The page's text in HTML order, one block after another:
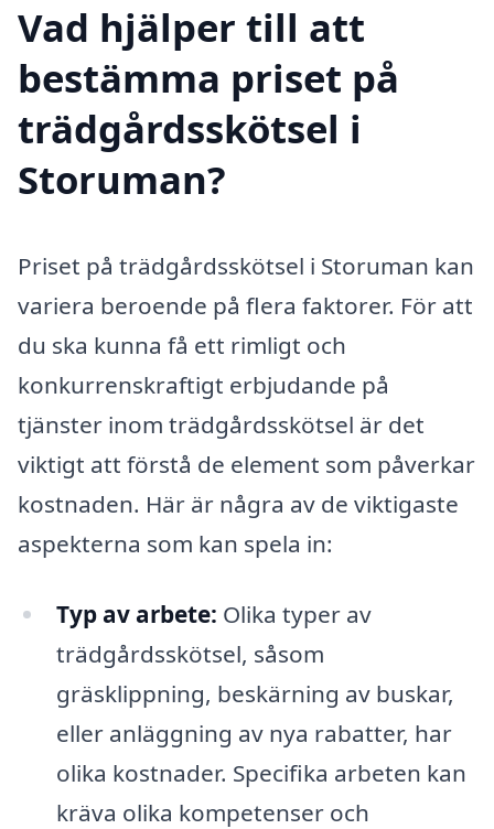
Vad hjälper till att
bestämma priset på
trädgårdsskötsel i
Storuman?
Priset på trädgårdsskötsel i Storuman kan
variera beroende på flera faktorer. För att
du ska kunna få ett rimligt och
konkurrenskraftigt erbjudande på
tjänster inom trädgårdsskötsel är det
viktigt att förstå de element som påverkar
kostnaden. Här är några av de viktigaste
aspekterna som kan spela in:
Typ av arbete: Olika typer av
trädgårdsskötsel, såsom
gräsklippning, beskärning av buskar,
eller anläggning av nya rabatter, har
olika kostnader. Specifika arbeten kan
kräva olika kompetenser och